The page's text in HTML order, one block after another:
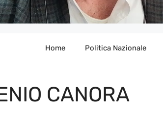
Home Politica Nazionale
CANORA